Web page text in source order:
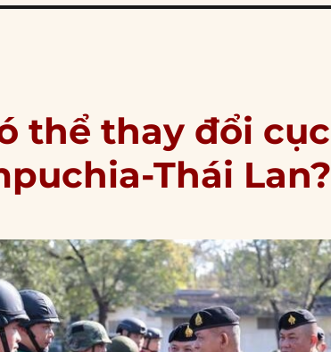
thể thay đổi cục
Thái Lan?